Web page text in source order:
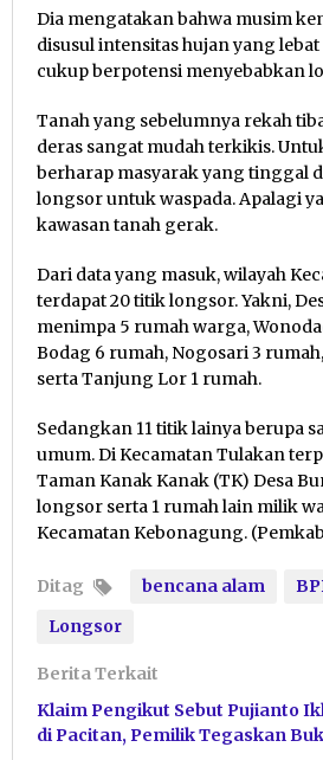
Dia mengatakan bahwa musim
disusul intensitas hujan yang
cukup berpotensi menyebabkan
Tanah yang sebelumnya rekah
deras sangat mudah terkikis.
berharap masyarak yang tinggal
longsor untuk waspada. Apalagi
kawasan tanah gerak.
Dari data yang masuk, wilayah
terdapat 20 titik longsor. Yakni,
menimpa 5 rumah warga,
Bodag 6 rumah, Nogosari 3
serta Tanjung Lor 1 rumah.
Sedangkan 11 titik lainya berupa
umum. Di Kecamatan Tulakan
Taman Kanak Kanak (TK) Desa
longsor serta 1 rumah lain milik
Kecamatan Kebonagung.
Ditag bencana alam
Longsor
Berita Terkait
Klaim Pengikut Sebut Pujianto
di Pacitan, Pemilik Tegaskan